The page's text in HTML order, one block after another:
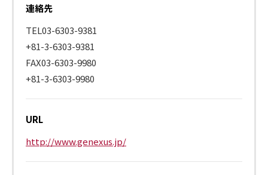
連絡先
TEL03-6303-9381
+81-3-6303-9381
FAX03-6303-9980
+81-3-6303-9980
URL
http://www.genexus.jp/